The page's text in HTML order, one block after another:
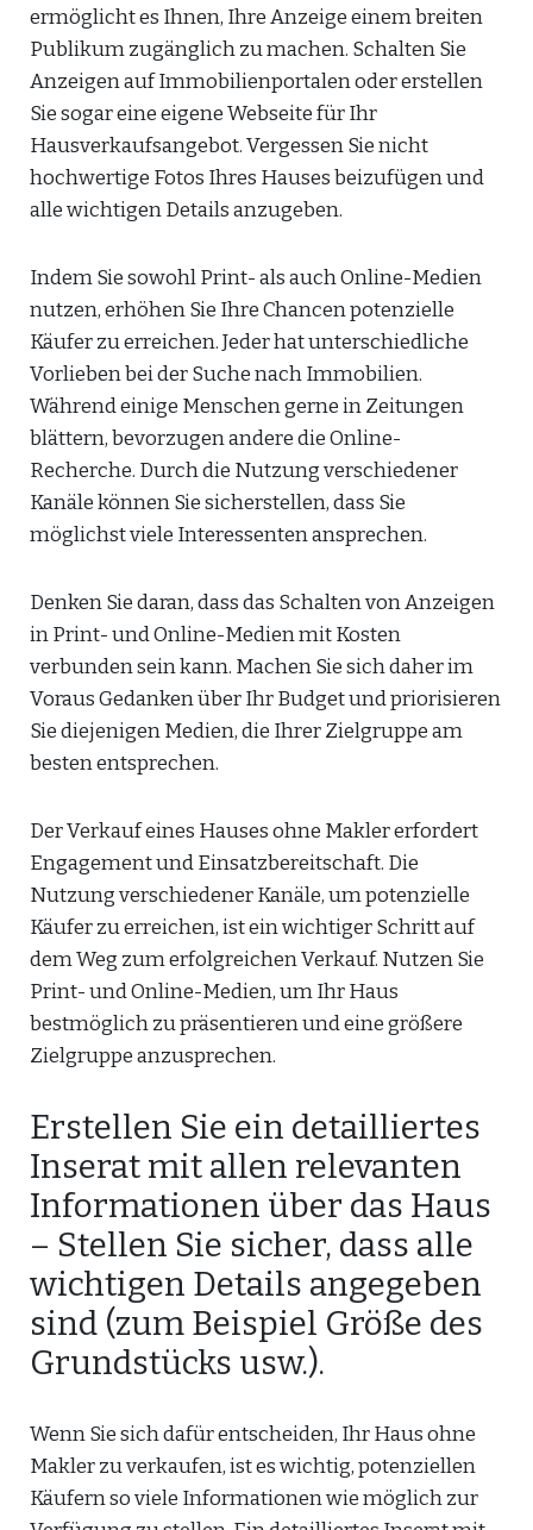
ermöglicht es Ihnen, Ihre Anzeige einem breiten
Publikum zugänglich zu machen. Schalten Sie
Anzeigen auf Immobilienportalen oder erstellen
Sie sogar eine eigene Webseite für Ihr
Hausverkaufsangebot. Vergessen Sie nicht
hochwertige Fotos Ihres Hauses beizufügen und
alle wichtigen Details anzugeben.
Indem Sie sowohl Print- als auch Online-Medien
nutzen, erhöhen Sie Ihre Chancen potenzielle
Käufer zu erreichen. Jeder hat unterschiedliche
Vorlieben bei der Suche nach Immobilien.
Während einige Menschen gerne in Zeitungen
blättern, bevorzugen andere die Online-
Recherche. Durch die Nutzung verschiedener
Kanäle können Sie sicherstellen, dass Sie
möglichst viele Interessenten ansprechen.
Denken Sie daran, dass das Schalten von Anzeigen
in Print- und Online-Medien mit Kosten
verbunden sein kann. Machen Sie sich daher im
Voraus Gedanken über Ihr Budget und priorisieren
Sie diejenigen Medien, die Ihrer Zielgruppe am
besten entsprechen.
Der Verkauf eines Hauses ohne Makler erfordert
Engagement und Einsatzbereitschaft. Die
Nutzung verschiedener Kanäle, um potenzielle
Käufer zu erreichen, ist ein wichtiger Schritt auf
dem Weg zum erfolgreichen Verkauf. Nutzen Sie
Print- und Online-Medien, um Ihr Haus
bestmöglich zu präsentieren und eine größere
Zielgruppe anzusprechen.
Erstellen Sie ein detailliertes
Inserat mit allen relevanten
Informationen über das Haus
– Stellen Sie sicher, dass alle
wichtigen Details angegeben
sind (zum Beispiel Größe des
Grundstücks usw.).
Wenn Sie sich dafür entscheiden, Ihr Haus ohne
Makler zu verkaufen, ist es wichtig, potenziellen
Käufern so viele Informationen wie möglich zur